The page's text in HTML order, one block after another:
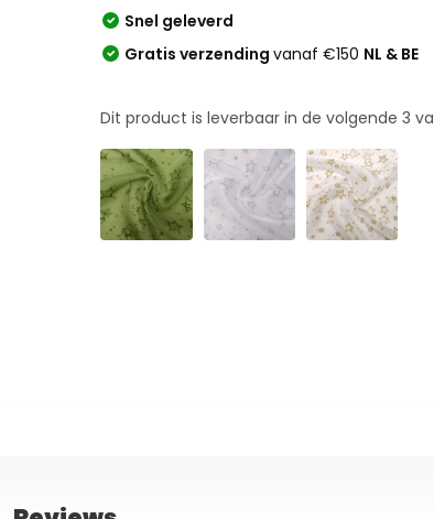
Snel geleverd
Gratis verzendingvanaf €150 NL & BE
Dit product is leverbaar in de volgende3